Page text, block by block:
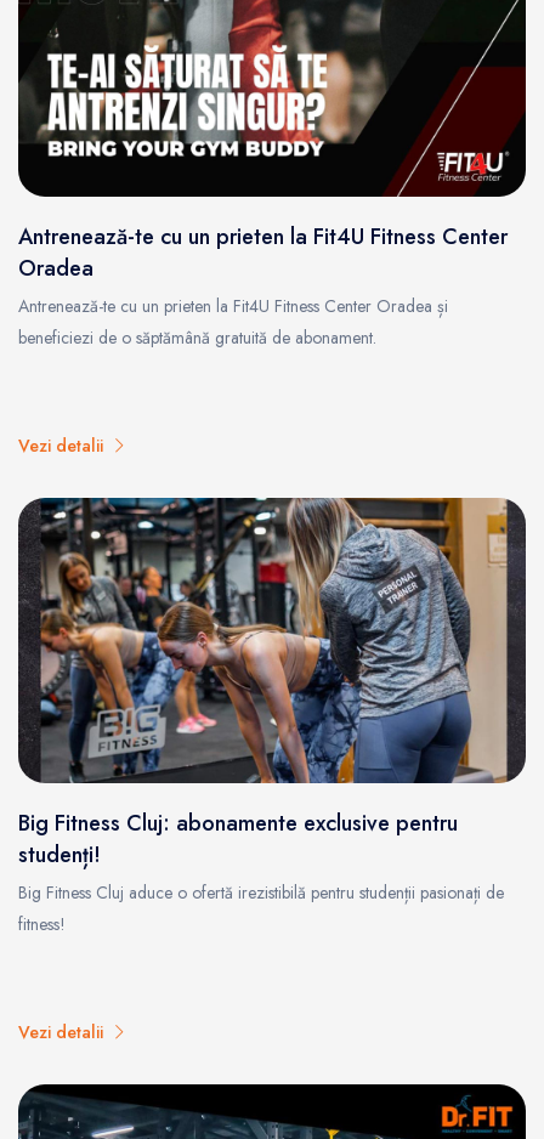
Antrenează-te cu un prieten la Fit4U Fitness Center
Oradea
Antrenează-te cu un prieten la Fit4U Fitness Center Oradea și
beneficiezi de o săptămână gratuită de abonament.
Vezi detalii
Big Fitness Cluj: abonamente exclusive pentru
studenți!
Big Fitness Cluj aduce o ofertă irezistibilă pentru studenții pasionați de
fitness!
Vezi detalii